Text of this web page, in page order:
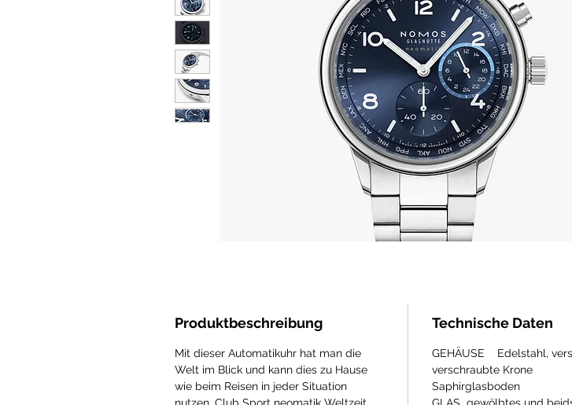
Produktbeschreibung
Mit dieser Automatikuhr hat man die
Welt im Blick und kann dies zu Hause
wie beim Reisen in jeder Situation
Technische Daten
GEHÄUSE Edelstahl,
verschraubte Krone
Saphirglasboden